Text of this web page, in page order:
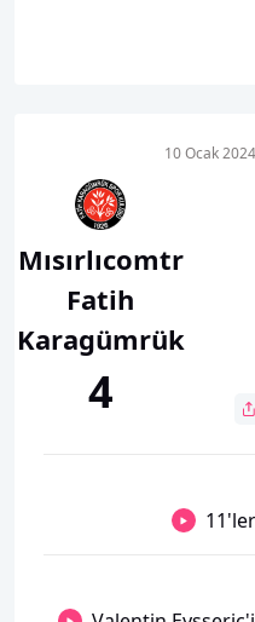
Mısırlıcomtr
Fatih
Karagümrük
4
10 Ocak